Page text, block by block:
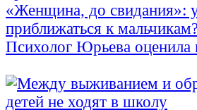
«Женщина, до свидания»:
приближаться к
Психолог Юрьева